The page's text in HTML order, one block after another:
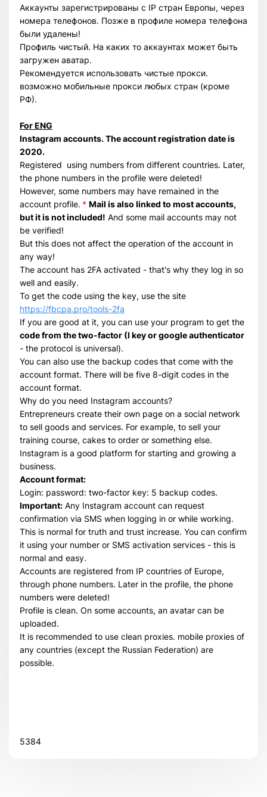
Аккаунты зарегистрированы с IP стран Европы, через
номера телефонов. Позже в профиле номера телефона
были удалены!
Профиль чистый. На каких то аккаунтах может быть
загружен аватар.
Рекомендуется использовать чистые прокси.
возможно мобильные прокси любых стран (кроме
РФ).
For ENG
Instagram accounts. The account registration date is
2020.
Registered using numbers from different countries. Later,
the phone numbers in the profile were deleted!
However, some numbers may have remained in the
account profile. * Mail is also linked to most accounts,
but it is not included! And some mail accounts may not
be verified!
But this does not affect the operation of the account in
any way!
The account has 2FA activated - that's why they log in so
well and easily.
To get the code using the key, use the site
https://fbcpa.pro/tools-2fa
If you are good at it, you can use your program to get the
code from the two-factor (I key or google authenticator
- the protocol is universal).
You can also use the backup codes that come with the
account format. There will be five 8-digit codes in the
account format.
Why do you need Instagram accounts?
Entrepreneurs create their own page on a social network
to sell goods and services. For example, to sell your
training course, cakes to order or something else.
Instagram is a good platform for starting and growing a
business.
Account format:
Login: password: two-factor key: 5 backup codes.
Important: Any Instagram account can request
confirmation via SMS when logging in or while working.
This is normal for truth and trust increase. You can confirm
it using your number or SMS activation services - this is
normal and easy.
Accounts are registered from IP countries of Europe,
through phone numbers. Later in the profile, the phone
numbers were deleted!
Profile is clean. On some accounts, an avatar can be
uploaded.
It is recommended to use clean proxies. mobile proxies of
any countries (except the Russian Federation) are
possible.
5384
Всего позиций в корзине
Всего товара в корзине
Сумма к оплате (без скидок)
$